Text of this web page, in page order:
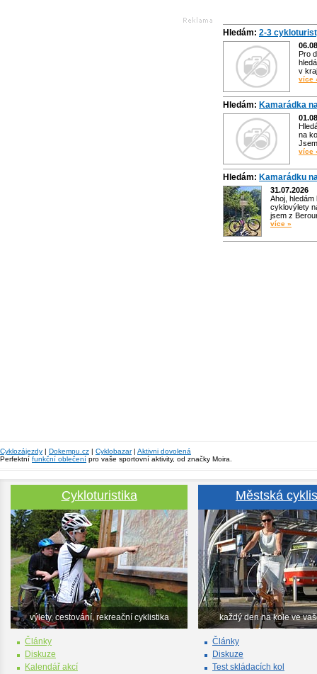
Hledám: 2-3
Pro
v
více
Hledám: Kamarádka
na
více
Hledám: Kamarádku
31.07.2026
Ahoj,
cyklovýlety
jsem z
více »
Cyklozájezdy | Dokempu.cz | Cyklobazar| Aktivni dovolená
Perfektní funkční oblečení pro vaše sportovní aktivity, od značky Moira.
Cykloturistika
výlety, cestování, rekreační cyklistika
Články
Diskuze
Kalendář akcí
Městská
každý den na kole ve
Články
Diskuze
Test skládacích kol